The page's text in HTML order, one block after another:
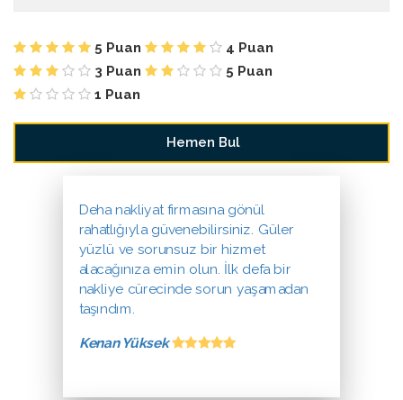
5 Puan
4 Puan
3 Puan
5 Puan
1 Puan
Deha nakliyat firmasına gönül
rahatlığıyla güvenebilirsiniz. Güler
yüzlü ve sorunsuz bir hizmet
alacağınıza emin olun. İlk defa bir
nakliye cürecinde sorun yaşamadan
taşındım.
Kenan Yüksek